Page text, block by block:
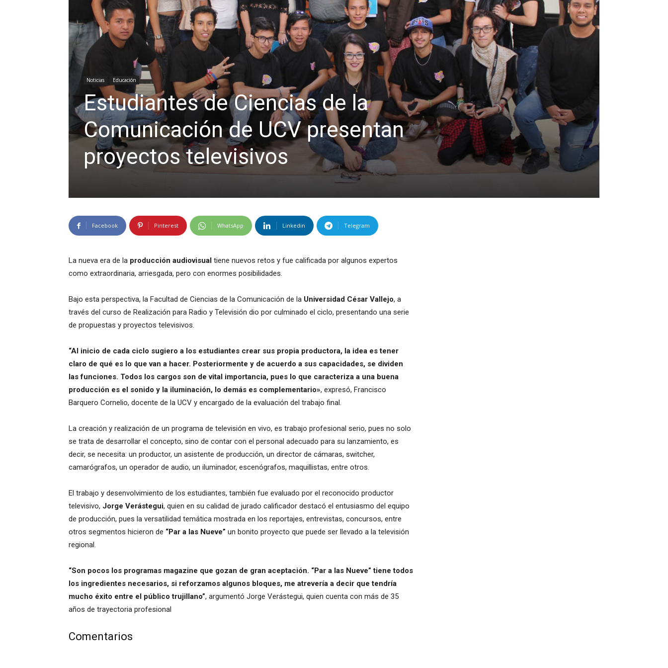
Noticias Educación
Estudiantes de Ciencias de la
Comunicación de UCV presentan
proyectos televisivos
Facebook Pinterest WhatsApp Linkedin Telegram
La nueva era de la producción audiovisual tiene nuevos retos y fue calificada por algunos expertos
como extraordinaria, arriesgada, pero con enormes posibilidades.
Bajo esta perspectiva, la Facultad de Ciencias de la Comunicación de la Universidad César Vallejo, a
través del curso de Realización para Radio y Televisión dio por culminado el ciclo, presentando una serie
de propuestas y proyectos televisivos.
“Al inicio de cada ciclo sugiero a los estudiantes crear sus propia productora, la idea es tener
claro de qué es lo que van a hacer. Posteriormente y de acuerdo a sus capacidades, se dividen
las funciones. Todos los cargos son de vital importancia, pues lo que caracteriza a una buena
producción es el sonido y la iluminación, lo demás es complementario», expresó, Francisco
Barquero Cornelio, docente de la UCV y encargado de la evaluación del trabajo final.
La creación y realización de un programa de televisión en vivo, es trabajo profesional serio, pues no solo
se trata de desarrollar el concepto, sino de contar con el personal adecuado para su lanzamiento, es
decir, se necesita: un productor, un asistente de producción, un director de cámaras, switcher,
camarógrafos, un operador de audio, un iluminador, escenógrafos, maquillistas, entre otros.
El trabajo y desenvolvimiento de los estudiantes, también fue evaluado por el reconocido productor
televisivo, Jorge Verástegui, quien en su calidad de jurado calificador destacó el entusiasmo del equipo
de producción, pues la versatilidad temática mostrada en los reportajes, entrevistas, concursos, entre
otros segmentos hicieron de “Par a las Nueve” un bonito proyecto que puede ser llevado a la televisión
regional.
“Son pocos los programas magazine que gozan de gran aceptación. “Par a las Nueve” tiene todos
los ingredientes necesarios, si reforzamos algunos bloques, me atrevería a decir que tendría
mucho éxito entre el público trujillano”, argumentó Jorge Verástegui, quien cuenta con más de 35
años de trayectoria profesional
Comentarios